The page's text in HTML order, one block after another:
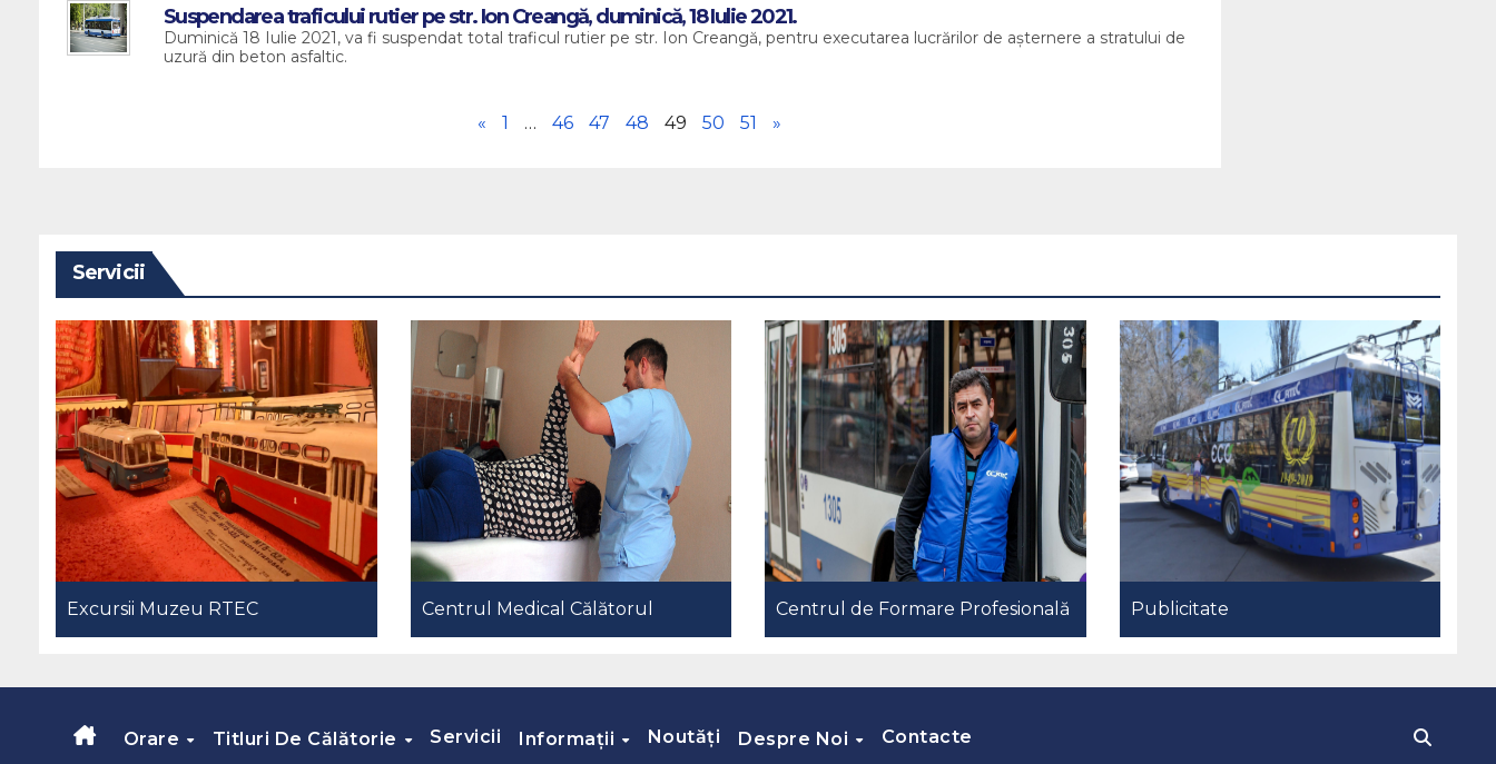
Suspendarea traficului rutier pe str. Ion Creangă, duminică, 18 Iulie 2021.
Duminică 18 Iulie 2021, va fi suspendat total traficul rutier pe str. Ion Creangă, pentru executarea lucrărilor de așternere a stratului de
uzură din beton asfaltic.
« 1 … 46 47 48 49 50 51 »
Servicii
Excursii Muzeu RTEC Centrul Medical Călătorul Centrul de Formare Profesională Publicitate
Orare Titluri De Călătorie Servicii Informații Noutăți Despre Noi Contacte